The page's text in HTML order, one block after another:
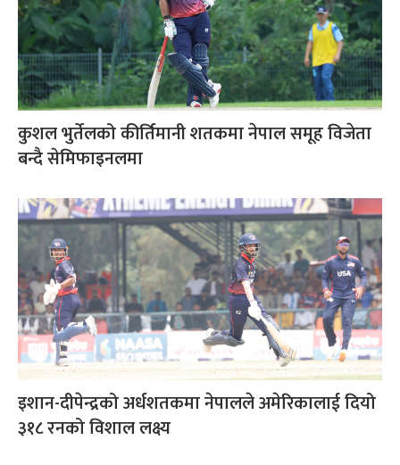
कुशल भुर्तेलको कीर्तिमानी शतकमा नेपाल समूह विजेता
बन्दै सेमिफाइनलमा
इशान-दीपेन्द्रको अर्धशतकमा नेपालले अमेरिकालाई दियो
३१८ रनको विशाल लक्ष्य